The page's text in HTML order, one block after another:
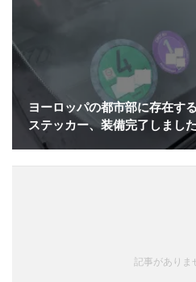
ヨーロッパの都市部に存在す
ステッカー、装備完了しまし
記事がありま